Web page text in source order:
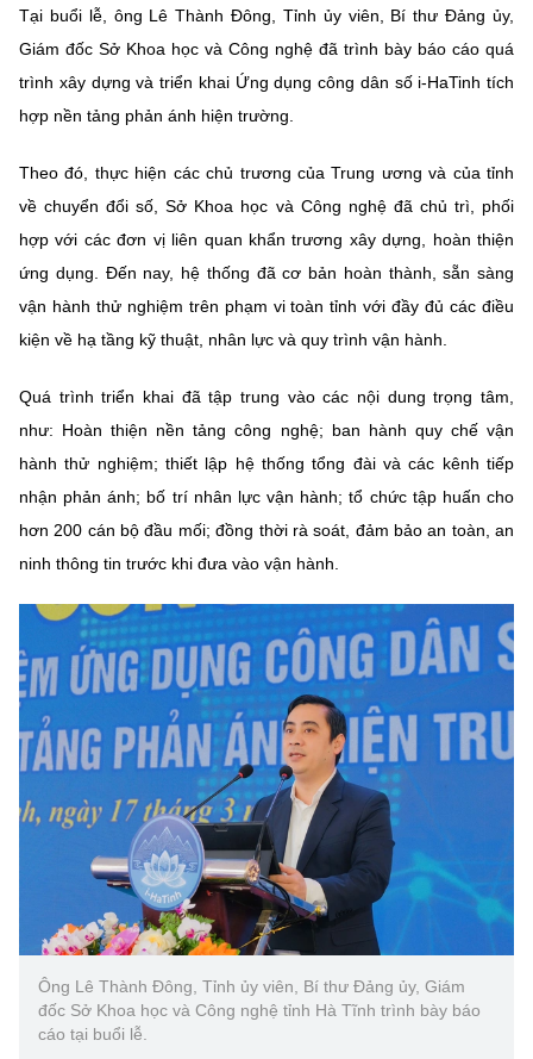
Cơ quan chủ quản: Bộ Khoa học và Công nghệ (MST)
Chịu trách nhiệm nội dung: Nguyễn Thị Hải Hằng
Giám đốc Trung tâm Truyền thông Khoa học và Công nghệ.
Liên hệ
stc@mst.gov.vn
©2026 Bản quyền thuộc Bộ Khoa Học và Công Nghệ
(Ghi rõ nguồn "https://mst.gov.vn" khi phát hành lại thông tin từ
website này)
Tại buổi lễ, ông Lê Thành Đông, Tỉnh ủy viên, Bí thư Đảng ủy,
Giám đốc Sở Khoa học và Công nghệ đã trình bày báo cáo quá
trình xây dựng và triển khai Ứng dụng công dân số i-HaTinh tích
hợp nền tảng phản ánh hiện trường.
Theo đó, thực hiện các chủ trương của Trung ương và của tỉnh
về chuyển đổi số, Sở Khoa học và Công nghệ đã chủ trì, phối
hợp với các đơn vị liên quan khẩn trương xây dựng, hoàn thiện
ứng dụng. Đến nay, hệ thống đã cơ bản hoàn thành, sẵn sàng
vận hành thử nghiệm trên phạm vi toàn tỉnh với đầy đủ các điều
kiện về hạ tầng kỹ thuật, nhân lực và quy trình vận hành.
Quá trình triển khai đã tập trung vào các nội dung trọng tâm,
như: Hoàn thiện nền tảng công nghệ; ban hành quy chế vận
hành thử nghiệm; thiết lập hệ thống tổng đài và các kênh tiếp
nhận phản ánh; bố trí nhân lực vận hành; tổ chức tập huấn cho
hơn 200 cán bộ đầu mối; đồng thời rà soát, đảm bảo an toàn, an
ninh thông tin trước khi đưa vào vận hành.
Ông Lê Thành Đông, Tỉnh ủy viên, Bí thư Đảng ủy, Giám
đốc Sở Khoa học và Công nghệ tỉnh Hà Tĩnh trình bày báo
cáo tại buổi lễ.